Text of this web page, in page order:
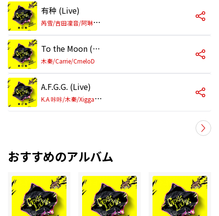
有种 (Live)
芮
雪/吉田凜音/阿琳Arlene/Rarpid/Jinx周/Marco/叶晓粤/K.A咔咔/CmeloD/E.V.E/Carrie/木秦/黄薏帆/Cacien/奚缘
To the Moon (Live)
木秦/Carrie/CmeloD
A.F.G.G. (Live)
K
.A 咔咔/木秦/Xigga/斑比
おすすめのアルバム